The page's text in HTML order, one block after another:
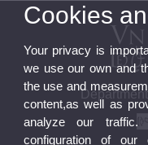
Cookies
Your privacy is
we use our own and
the use and
content,as well as
analyze our
configuration of our